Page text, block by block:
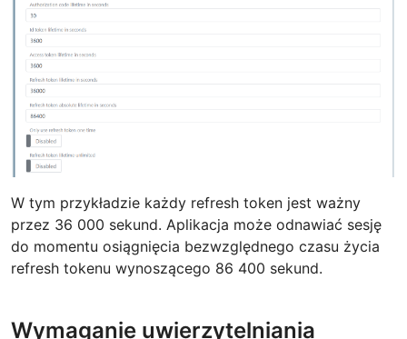
W tym przykładzie każdy refresh token jest ważny
przez 36 000 sekund. Aplikacja może odnawiać sesję
do momentu osiągnięcia bezwzględnego czasu życia
refresh tokenu wynoszącego 86 400 sekund.
Wymaganie uwierzytelniania